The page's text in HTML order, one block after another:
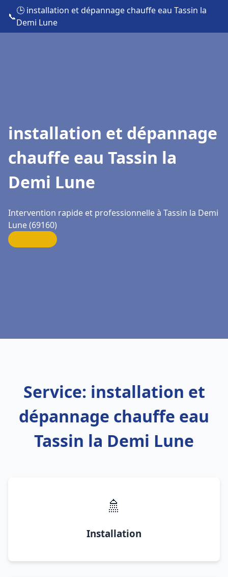
📞
🕒 installation et dépannage chauffe eau Tassin la
Demi Lune
installation et dépannage
chauffe eau Tassin la
Demi Lune
Intervention rapide et professionnelle à Tassin la Demi
Lune (69160)
Service: installation et
dépannage chauffe eau
Tassin la Demi Lune
🚿
Installation